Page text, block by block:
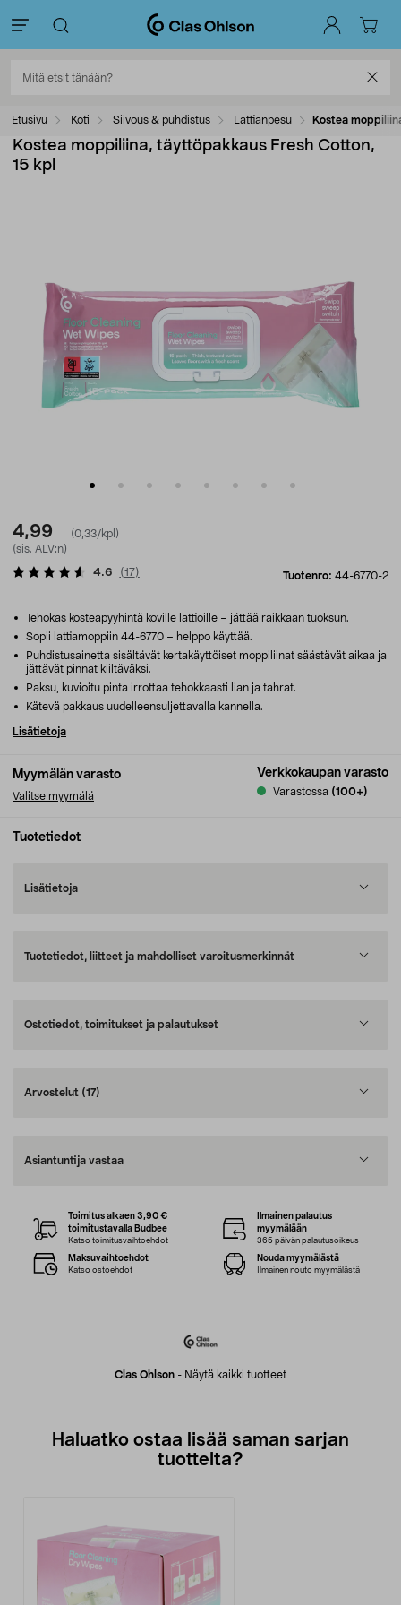
Etusivu Koti Siivous & puhdistus Lattianpesu Kostea
Kostea moppiliina, täyttöpakkaus Fresh Cotton,
15 kpl
4,99
(0,33/kpl)
(sis. ALV:n)
Tuotenro: 44-6770-2
4.6 (17)
Myymälän varasto
Valitse myymälä
Verkkokaupan varasto
Varastossa (100+)
Tehokas kosteapyyhintä koville lattioille – jättää raikkaan tuoksun.
Sopii lattiamoppiin 44-6770 – helppo käyttää.
Puhdistusainetta sisältävät kertakäyttöiset moppiliinat säästävät aikaa ja
jättävät pinnat kiiltäväksi.
Paksu, kuvioitu pinta irrottaa tehokkaasti lian ja tahrat.
Kätevä pakkaus uudelleensuljettavalla kannella.
Lisätietoja
Tuotetiedot
Lisätietoja
Tuotetiedot, liitteet ja mahdolliset varoitusmerkinnät
Ostotiedot, toimitukset ja palautukset
Arvostelut (17)
Asiantuntija vastaa
Clas Ohlson - Näytä kaikki tuotteet
Toimitus alkaen 3,90 €
toimitustavalla Budbee
Katso toimitusvaihtoehdot
Ilmainen palautus
myymälään
365 päivän palautusoikeus
Maksuvaihtoehdot
Katso ostoehdot
Nouda myymälästä
Ilmainen nouto myymälästä
Haluatko ostaa lisää saman sarjan
tuotteita?